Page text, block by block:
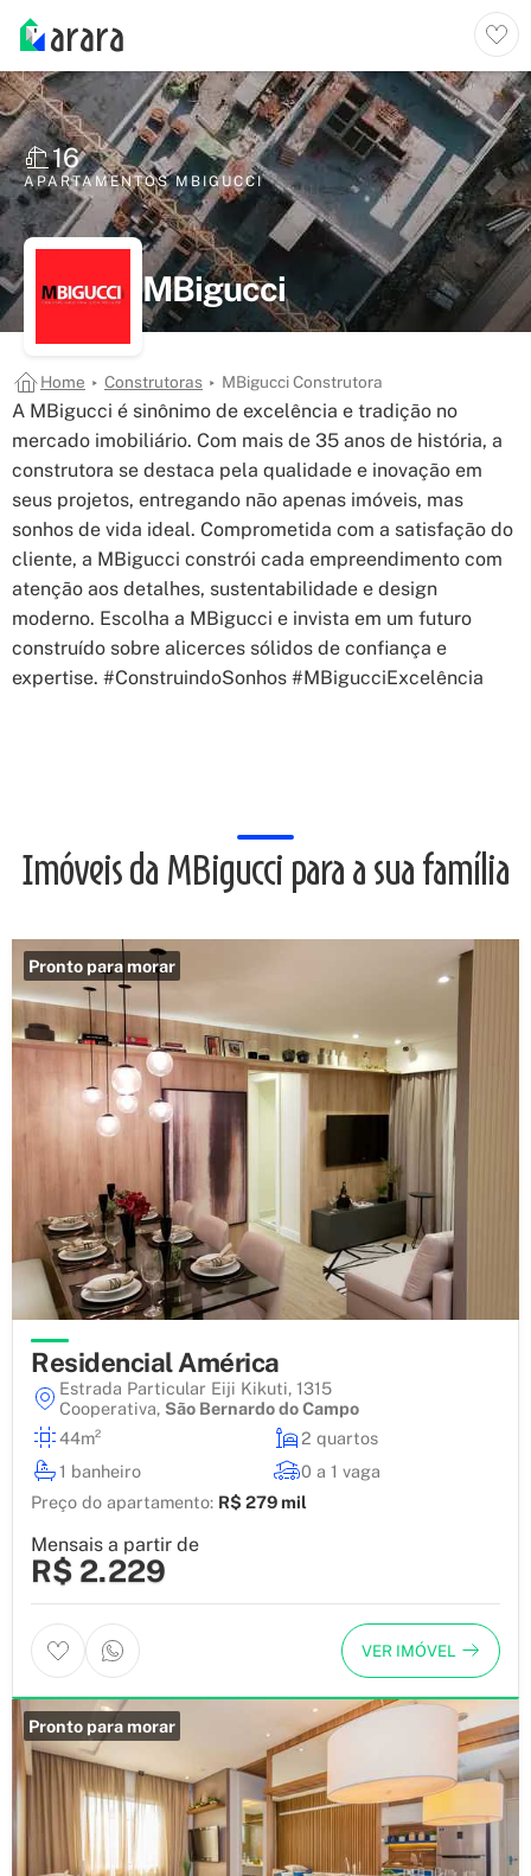
MBigucci
16
APARTAMENTOSMBIGUCCI
Home Construtoras MBigucci Construtora
A MBigucci é sinônimo de excelência e tradição no
mercado imobiliário. Com mais de 35 anos de história, a
construtora se destaca pela qualidade e inovação em
seus projetos, entregando não apenas imóveis, mas
sonhos de vida ideal. Comprometida com a satisfação do
cliente, a MBigucci constrói cada empreendimento com
atenção aos detalhes, sustentabilidade e design
moderno. Escolha a MBigucci e invista em um futuro
construído sobre alicerces sólidos de confiança e
expertise. #ConstruindoSonhos #MBigucciExcelência
Imóveis da MBigucci para a sua família
Pronto para morar
Residencial América
Estrada Particular Eiji Kikuti, 1315
Cooperativa, São Bernardo do Campo
44m²
2 quartos
1 banheiro
0 a 1 vaga
Preço do apartamento: R$ 279 mil
Mensais a partir de
R$ 2.229
VER IMÓVEL
Pronto para morar